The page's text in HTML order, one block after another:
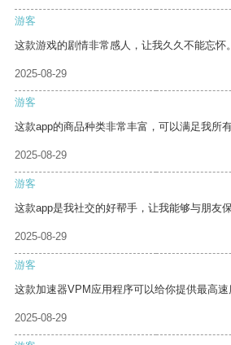
游客
这款游戏的剧情非常感人，让我久久不能忘怀。
2025-08-29
游客
这款app的商品种类非常丰富，可以满足我所
2025-08-29
游客
这款app是我社交的好帮手，让我能够与朋友
2025-08-29
游客
这款加速器VPM应用程序可以给你提供最高速
2025-08-29